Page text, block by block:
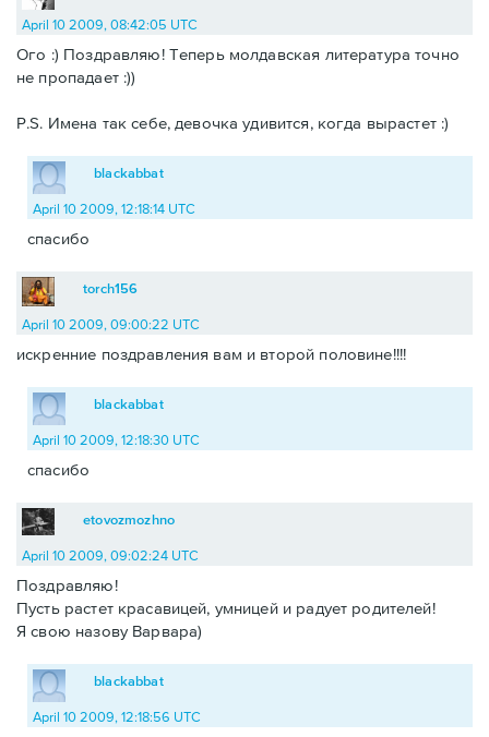
April 10 2009, 08:42:05 UTC
Ого :) Поздравляю! Теперь молдавская литература точно
не пропадает :))
P.S. Имена так себе, девочка удивится, когда вырастет :)
blackabbat
April 10 2009, 12:18:14 UTC
спасибо
torch156
April 10 2009, 09:00:22 UTC
искренние поздравления вам и второй половине!!!!
blackabbat
April 10 2009, 12:18:30 UTC
спасибо
etovozmozhno
April 10 2009, 09:02:24 UTC
Поздравляю!
Пусть растет красавицей, умницей и радует родителей!
Я свою назову Варвара)
blackabbat
April 10 2009, 12:18:56 UTC